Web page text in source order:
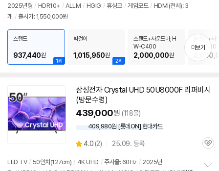
2025년형 / HDR10+ / ALLM / HGIG / 휴싱크 / 게임모드 / HDMI(전체): 3
개 / 출시가: 1,550,000원
치
기
1위
스탠드
937,440원
2위
벽걸이
1,015,950원
스탠드+사운드바, H
W-C400
2,000,000원
벽걸이+사
W-C400
더보기
삼성전자 Crystal UHD 50U8000F 리퍼비시
(방문수령)
439,000원 (118몰)
409,980원 [롯데ON] 현대카드
별
점
4.0 (상
리
2) 25.09. 등록
관
LED TV / 50인치 (127cm) / 4K UHD / 주사율: 60Hz / 2025년